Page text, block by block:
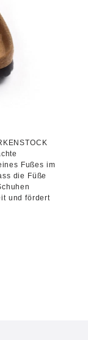
Fußes im
die Füße
und fördert